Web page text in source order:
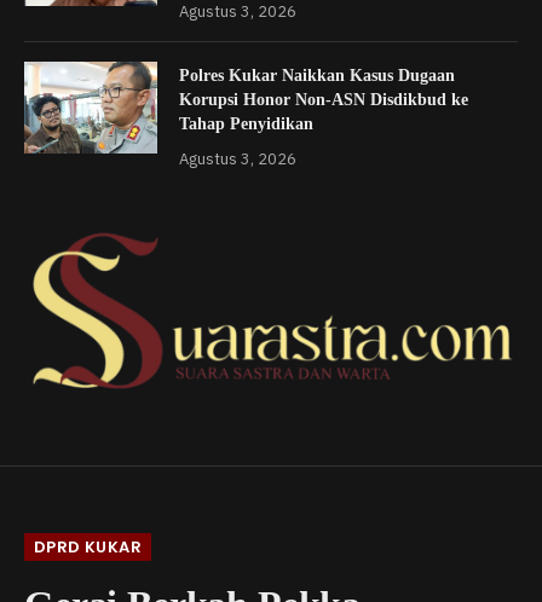
Agustus 3, 2026
Polres Kukar Naikkan Kasus Dugaan
Korupsi Honor Non-ASN Disdikbud ke
Tahap Penyidikan
Agustus 3, 2026
DPRD KUKAR